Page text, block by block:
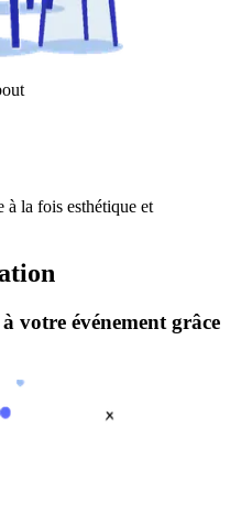
à la fois esthétique et
votre événement grâce